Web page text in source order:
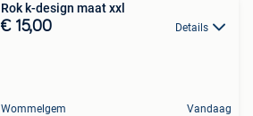
Rok k-design maat xxl
€ 15,00 Details
Wommelgem Vandaag